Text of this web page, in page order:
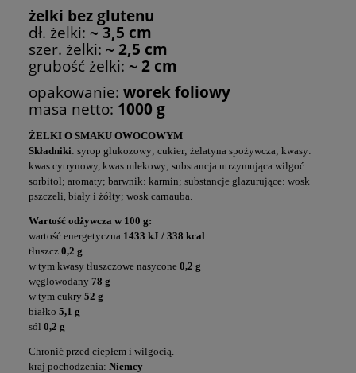
żelki bez glutenu
dł. żelki: ~ 3,5 cm
szer. żelki: ~ 2,5 cm
grubość żelki: ~ 2 cm
opakowanie: worek foliowy
masa netto: 1000 g
ŻELKI O SMAKU OWOCOWYM
Składniki: syrop glukozowy; cukier; żelatyna spożywcza; kwasy:
kwas cytrynowy, kwas mlekowy; substancja utrzymująca wilgoć:
sorbitol; aromaty; barwnik: karmin; substancje glazurujące: wosk
pszczeli, biały i żółty; wosk carnauba.
Wartość odżywcza w 100 g:
wartość energetyczna 1433 kJ / 338 kcal
tłuszcz 0,2 g
w tym kwasy tłuszczowe nasycone 0,2 g
węglowodany 78 g
w tym cukry 52 g
białko 5,1 g
sól 0,2 g
Chronić przed ciepłem i wilgocią.
kraj pochodzenia: Niemcy